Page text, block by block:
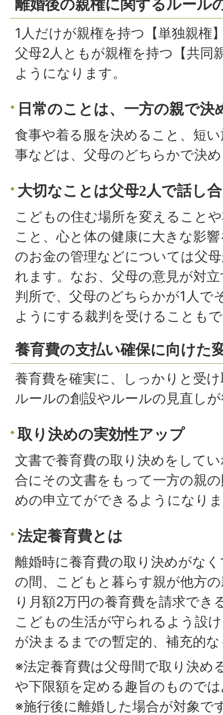
離婚後の親権に関するルール
1人だけが親権を持つ【単独親権
父母2人ともが親権を持つ【共同
ようになります。
日常のことは、一方の親で決
食事や着る服を決めること、短
事などは、父母のどちらかで決
大切なことは父母2人で話し
こどもの住む場所を変えること
こと、心と体の健康に大きな影
のお金の管理などについては父
れます。なお、父母の意見が対
判所で、父母のどちらかが1人で
ようにする裁判を受けることも
養育費の支払い確保に向けた
養育費を確実に、しっかりと受
ルールの創設やルールの見直し
取り決めの実効性アップ
文書で養育費の取り決めをして
合にその文書をもって一方の親
めの申立てができるようになり
法定養育費とは
離婚時に養育費の取り決めがな
の間、こどもと暮らす親が他方
り月額2万円の養育費を請求でき
こどもの生活が守られるよう設
が決まるまでの暫定的、補充的
※法定養育費は父母間で取り決め
や下限額を定める趣旨のもので
※施行後に離婚した場合が対象で